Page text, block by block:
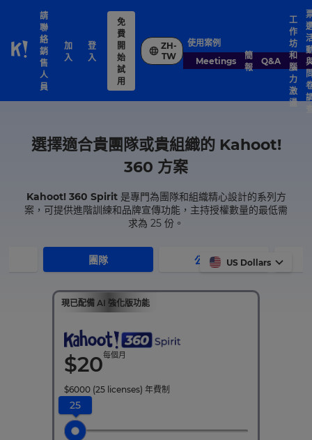
Skip to Page content
請
聯
絡
銷
售
人
員
加
入
登
入
免
費
開
始
試
用
ZH-
TW
使用案例
Meetings
簡
報
Q&A
工
作
坊
和
腦
力
激
盪
選擇適合貴團隊或貴組織的 Kahoot!
360 方案
Kahoot! 360 Spirit是專門為團隊和組織精心設計的系列方
案，可提供進階訓練和品牌宣傳功能，主持授權數量的最低需
求為 25 份。
團隊 公司企業US Dollars
現已配備 AI 強化版功能
$20每個月
$6000 (25 licenses) 年費制
25